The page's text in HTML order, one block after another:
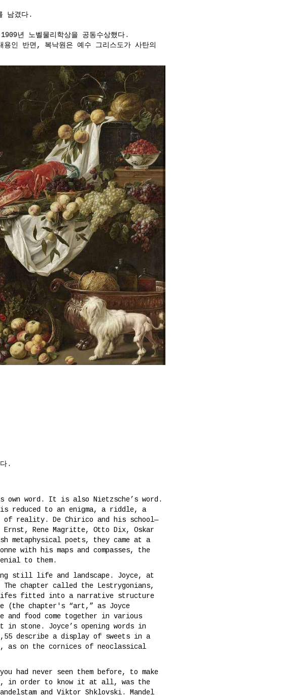
남겼다.
년 노벨물리학상을 공동수상했다.
인 반면, 복낙원은 예수 그리스도가 사탄의
.
word. It is also Nietzsche’s word.
reduced to an enigma, a riddle, a
of reality. De Chirico and his school—
Rene Magritte, Otto Dix, Oskar
metaphysical poets, they came at a
with his maps and compasses, the
to them.
still life and landscape. Joyce, at
chapter called the Lestrygonians,
fitted into a narrative structure
(the chapter's “art,” as Joyce
and food come together in various
in stone. Joyce’s opening words in
describe a display of sweets in a
as on the cornices of neoclassical
had never seen them before, to make
in order to know it at all, was the
and Viktor Shklovski. Mandel